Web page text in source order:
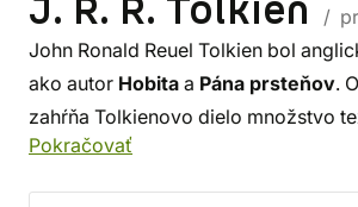
J. R. R. Tolkien
/
John Ronald Reuel Tolkien bol
ako autor Hobita a Pána prsteňov.
zahŕňa Tolkienovo dielo množstvo
v ktorom sa Hobit a Pán prsteňov
Pokračovať